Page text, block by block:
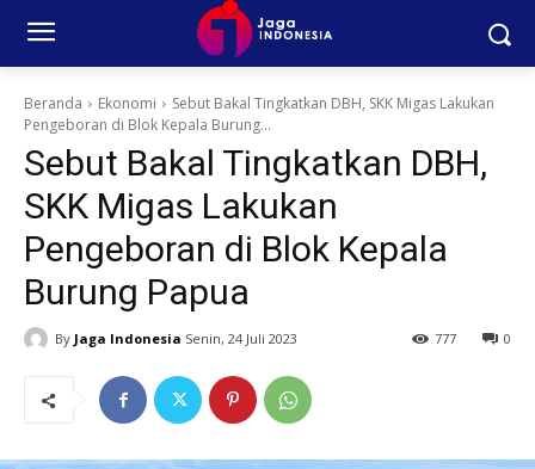
Beranda Ekonomi
Sebut Bakal Tingkatkan DBH, SKK Migas Lakukan
Pengeboran di Blok Kepala Burung...
Sebut Bakal Tingkatkan DBH,
SKK Migas Lakukan
Pengeboran di Blok Kepala
Burung Papua
By Jaga Indonesia Senin, 24 Juli 2023 0
777